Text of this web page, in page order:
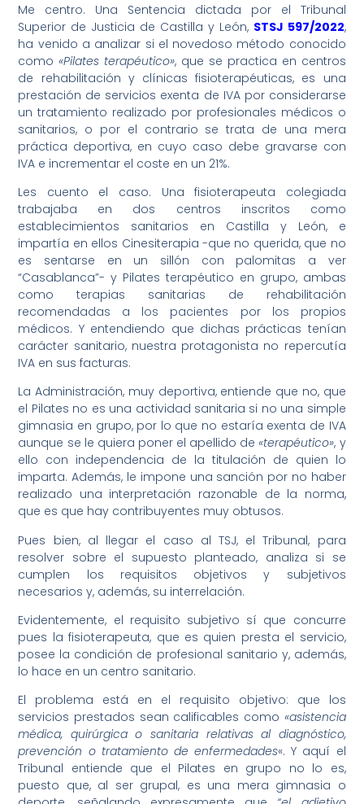
Me centro. Una Sentencia dictada por el Tribunal
Superior de Justicia de Castilla y León, STSJ 597/2022,
ha venido a analizar si el novedoso método conocido
como«Pilates terapéutico», que se practica en centros
de rehabilitación y clínicas fisioterapéuticas, es una
prestación de servicios exenta de IVA por considerarse
un tratamiento realizado por profesionales médicos o
sanitarios, o por el contrario se trata de una mera
práctica deportiva, en cuyo caso debe gravarse con
IVA e incrementar el coste en un 21%.
Les cuento el caso. Una fisioterapeuta colegiada
trabajaba en dos centros inscritos como
establecimientos sanitarios en Castilla y León, e
impartía en ellos Cinesiterapia -que no querida, que no
es sentarse en un sillón con palomitas a ver
“Casablanca”- y Pilates terapéutico en grupo, ambas
como terapias sanitarias de rehabilitación
recomendadas a los pacientes por los propios
médicos. Y entendiendo que dichas prácticas tenían
carácter sanitario, nuestra protagonista no repercutía
IVA en sus facturas.
La Administración, muy deportiva, entiende que no, que
el Pilates no es una actividad sanitaria si no una simple
gimnasia en grupo, por lo que no estaría exenta de IVA
aunque se le quiera poner el apellido de«terapéutico», y
ello con independencia de la titulación de quien lo
imparta. Además, le impone una sanción por no haber
realizado una interpretación razonable de la norma,
que es que hay contribuyentes muy obtusos.
Pues bien, al llegar el caso al TSJ, el Tribunal, para
resolver sobre el supuesto planteado, analiza si se
cumplen los requisitos objetivos y subjetivos
necesarios y, además, su interrelación.
Evidentemente, el requisito subjetivo sí que concurre
pues la fisioterapeuta, que es quien presta el servicio,
posee la condición de profesional sanitario y, además,
lo hace en un centro sanitario.
El problema está en el requisito objetivo: que los
servicios prestados sean calificables como «asistencia
médica, quirúrgica o sanitaria relativas al diagnóstico,
prevención o tratamiento de enfermedades«. Y aquí el
Tribunal entiende que el Pilates en grupo no lo es,
puesto que, al ser grupal, es una mera gimnasia o